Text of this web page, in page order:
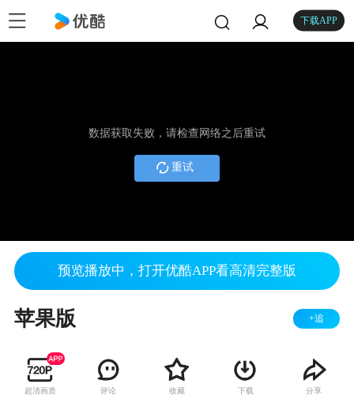
下载APP
数据获取失败，请检查网络之后重试
重试
预览播放中，打开优酷APP看高清完整版
苹果版 +追
超清画质 评论 收藏 下载 分享